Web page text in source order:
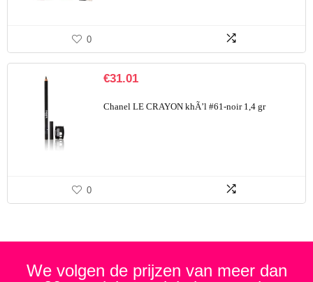
0
€31.01
Chanel LE CRAYON khÃ’l #61-noir 1,4 gr
0
We volgen de prijzen van meer dan